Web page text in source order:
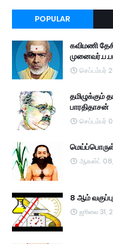
POPULAR
கவிமணி
செப்டம்பர்
தமிழுக்கும்
பாரதிதாசன்
செப்டம்பர்
மெய்ப்பொருள்
ஆகஸ்ட்
8 ஆம்
ஜூலை 31,